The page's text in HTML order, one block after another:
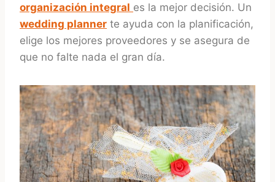
organización integral es la mejor decisión. Un
wedding planner te ayuda con la planificación,
elige los mejores proveedores y se asegura de
que no falte nada el gran día.